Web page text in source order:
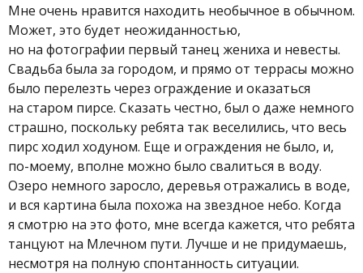
Мне очень нравится находить необычное в обычном.
Может, это будет неожиданностью,
но на фотографии первый танец жениха и невесты.
Свадьба была за городом, и прямо от террасы можно
было перелезть через ограждение и оказаться
на старом пирсе. Сказать честно, был о даже немного
страшно, поскольку ребята так веселились, что весь
пирс ходил ходуном. Еще и ограждения не было, и,
по-моему, вполне можно было свалиться в воду.
Озеро немного заросло, деревья отражались в воде,
и вся картина была похожа на звездное небо. Когда
я смотрю на это фото, мне всегда кажется, что ребята
танцуют на Млечном пути. Лучше и не придумаешь,
несмотря на полную спонтанность ситуации.